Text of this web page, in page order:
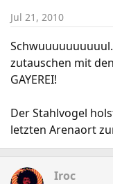
Jul 21, 2010
zutauschen mit
GAYEREI!
Der Stahlvogel
letzten Arenaort
Iroc